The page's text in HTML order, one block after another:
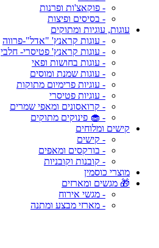
- פוקאצ'ות ופרנות
- בסיסים ופיצות
עוגות, עוגיות ומתוקים
- עוגות קראנץ' "אדל"-פרווה
- עוגות קראנץ' פטיסרי- חלבי
- עוגות בחושות ופאי
- עוגות שמנת ומוסים
- עוגיות פרימיום מתוקות
- עוגיות פטיסרי
- קרואסונים ומאפי שמרים
- 🧁 פינוקים מתוקים
קישים ומלוחים
- קישים
- בורקסים ומאפים
- קובנות וקובניות
מוצרי כוסמין
🎁 מגשים ומארזים
- מגשי אירוח
- מארזי מבצע ומתנה